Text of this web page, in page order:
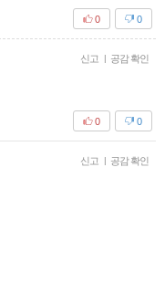
0
0
신고 | 공감 확인
0
0
신고 | 공감 확인